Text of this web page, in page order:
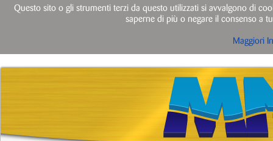
Questo sito o gli strumenti terzi da questo utilizzati si avvalgono di
saperne di più o negare il consenso a
Maggiori